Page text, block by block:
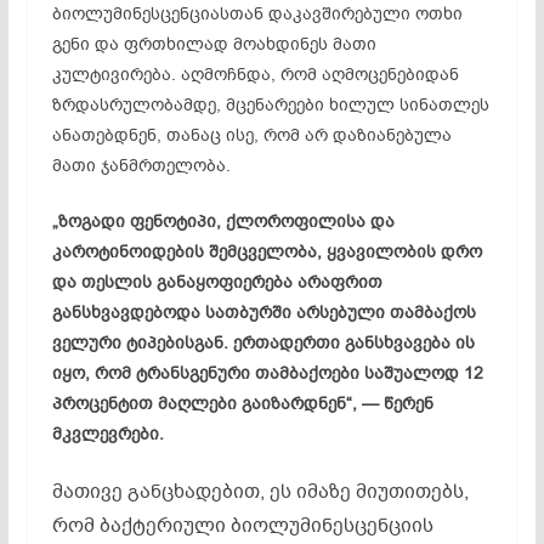
ბიოლუმინესცენციასთან დაკავშირებული ოთხი
გენი და ფრთხილად მოახდინეს მათი
კულტივირება. აღმოჩნდა, რომ აღმოცენებიდან
ზრდასრულობამდე, მცენარეები ხილულ სინათლეს
ანათებდნენ, თანაც ისე, რომ არ დაზიანებულა
მათი ჯანმრთელობა.
„ზოგადი ფენოტიპი, ქლოროფილისა და
კაროტინოიდების შემცველობა, ყვავილობის დრო
და თესლის განაყოფიერება არაფრით
განსხვავდებოდა სათბურში არსებული თამბაქოს
ველური ტიპებისგან. ერთადერთი განსხვავება ის
იყო, რომ ტრანსგენური თამბაქოები საშუალოდ 12
პროცენტით მაღლები გაიზარდნენ“, — წერენ
მკვლევრები.
მათივე განცხადებით, ეს იმაზე მიუთითებს,
რომ ბაქტერიული ბიოლუმინესცენციის